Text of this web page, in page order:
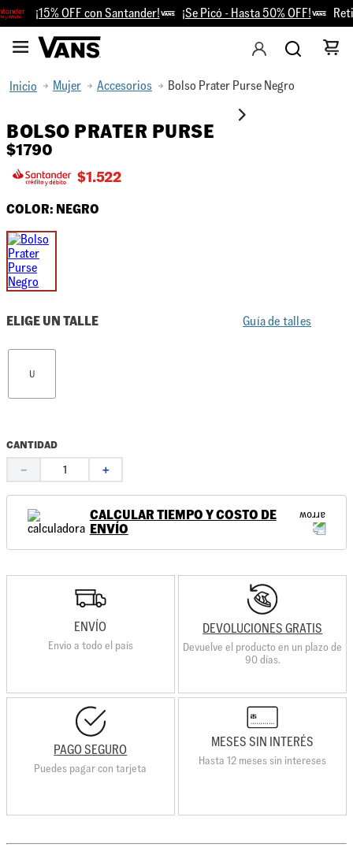
¡15% OFF con Santander! ¡Se Picó - Hasta 50% OFF!
Mujer Accesorios Bolso Prater Purse Negro
BOLSO PRATER PURSE
$1790
$1.522
COLOR: NEGRO
ELIGE UN TALLE Guía de talles
U
CANTIDAD
＋
－
CALCULAR TIEMPO Y COSTO DE
ENVÍO
ENVÍO
Envio a todo el país
DEVOLUCIONES GRATIS
Devuelve el producto en un plazo de
90 días.
PAGO SEGURO
Puedes pagar con tarjeta
MESES SIN INTERÉS
Hasta 12 meses sin intereses